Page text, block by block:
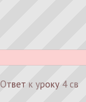
Ответ к уроку 4 св